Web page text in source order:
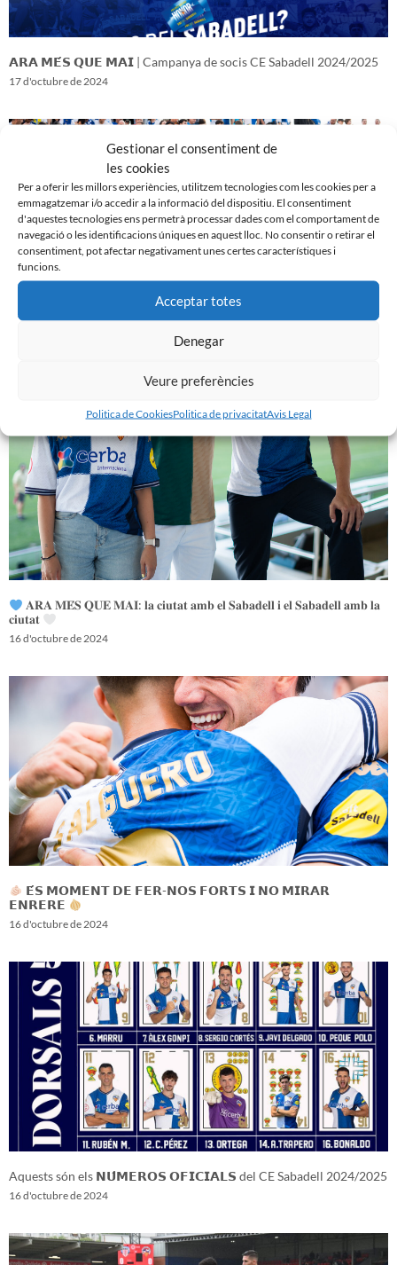
Gestionar el consentiment de
les cookies
Per a oferir les millors experiències, utilitzem tecnologies com les cookies per a
emmagatzemar i/o accedir a la informació del dispositiu. El consentiment
d'aquestes tecnologies ens permetrà processar dades com el comportament de
navegació o les identificacions úniques en aquest lloc. No consentir o retirar el
consentiment, pot afectar negativament unes certes característiques i
funcions.
Acceptar totes
Denegar
Veure preferències
Politica de CookiesPolitica de privacitatAvis Legal
𝗔𝗥𝗔 𝗠𝗘́𝗦 𝗤𝗨𝗘 𝗠𝗔𝗜 | Campanya de socis CE Sabadell 2024/2025
17 d'octubre de 2024
𝑽𝒆𝒏𝒊𝒎 𝒅’𝒖𝒏𝒂 𝒈𝒓𝒂𝒏 𝒃𝒂𝒕𝒂𝒍𝒍𝒂…𝒊 𝒂𝒏𝒆𝒎 𝒂 𝒑𝒆𝒓 𝒍𝒂 𝒔𝒆𝒈𝒖̈𝒆𝒏𝒕
𝐀𝐑𝐀 𝐌𝐄́𝐒 𝐐𝐔𝐄 𝐌𝐀𝐈: 𝐥𝐚 𝐜𝐢𝐮𝐭𝐚𝐭 𝐚𝐦𝐛 𝐞𝐥 𝐒𝐚𝐛𝐚𝐝𝐞𝐥𝐥 𝐢 𝐞𝐥 𝐒𝐚𝐛𝐚𝐝𝐞𝐥𝐥 𝐚𝐦𝐛 𝐥𝐚
𝐜𝐢𝐮𝐭𝐚𝐭
16 d'octubre de 2024
𝗘́𝗦 𝗠𝗢𝗠𝗘𝗡𝗧 𝗗𝗘 𝗙𝗘𝗥-𝗡𝗢𝗦 𝗙𝗢𝗥𝗧𝗦 𝗜 𝗡𝗢 𝗠𝗜𝗥𝗔𝗥
𝗘𝗡𝗥𝗘𝗥𝗘
16 d'octubre de 2024
Aquests són els 𝗡𝗨́𝗠𝗘𝗥𝗢𝗦 𝗢𝗙𝗜𝗖𝗜𝗔𝗟𝗦 del CE Sabadell 2024/2025
16 d'octubre de 2024